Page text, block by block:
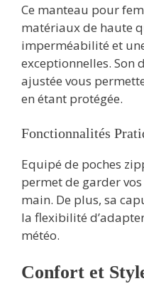
Ce manteau pour
matériaux de haute
imperméabilité et
exceptionnelles. Son
ajustée vous
en étant protégée.
Fonctionnalités
Equipé de poches
permet de garder
main. De plus, sa
la flexibilité
météo.
Confort et